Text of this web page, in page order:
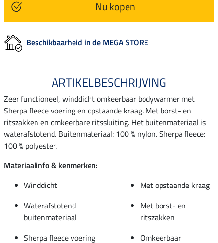
Nu kopen
Beschikbaarheid in de MEGA STORE
ARTIKELBESCHRIJVING
Zeer functioneel, winddicht omkeerbaar bodywarmer met
Sherpa fleece voering en opstaande kraag. Met borst- en
ritszakken en omkeerbare ritssluiting. Het buitenmateriaal is
waterafstotend. Buitenmateriaal: 100 % nylon. Sherpa fleece:
100 % polyester.
Materiaalinfo & kenmerken:
Winddicht
Met opstaande kraag
Waterafstotend
buitenmateriaal
Met borst- en
ritszakken
Sherpa fleece voering
Omkeerbaar